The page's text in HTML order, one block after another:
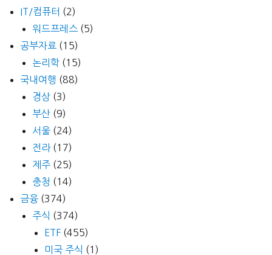
IT/컴퓨터 (2)
워드프레스 (5)
공부자료 (15)
논리학 (15)
국내여행 (88)
경상 (3)
부산 (9)
서울 (24)
전라(17)
제주 (25)
충청 (14)
금융 (374)
주식 (374)
ETF (455)
미국 주식 (1)